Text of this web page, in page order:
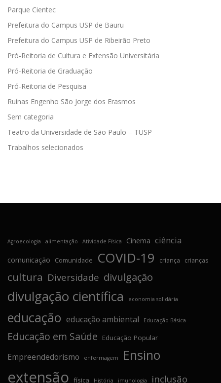
Parque Cientec
Prefeitura do Campus USP de Bauru
Prefeitura do Campus USP de Ribeirão Preto
Pró-Reitoria de Cultura e Extensão Universitária
Pró-Reitoria de Graduação
Pró-Reitoria de Pesquisa
Ruínas Engenho São Jorge dos Erasmos
Sem categoria
Teatro da Universidade de São Paulo – TUSP
Trabalhos selecionados
Agroecologia alimentação Atividade Física Cinema ciência
comunicação Comunidade COVID-19 criança crianças
cultura Diversidade divulgação
divulgação científica economia solidária
educação educação ambiental Educação Básica
Educação em Saúde Educação Popular
Empreendedorismo enfermagem Ensino
extensão física História imunologia inclusão